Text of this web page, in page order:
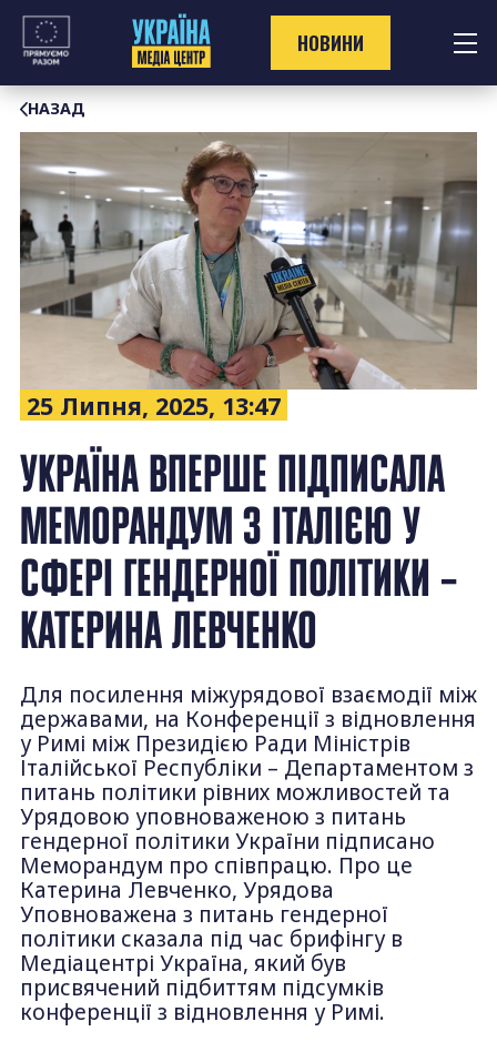
Перейти
контенту
НОВИНИ
НАЗАД
25 Липня, 2025, 13:47
УКРАЇНА ВПЕРШЕ ПІДПИСАЛА
МЕМОРАНДУМ З ІТАЛІЄЮ У
СФЕРІ ГЕНДЕРНОЇ ПОЛІТИКИ –
КАТЕРИНА ЛЕВЧЕНКО
Для посилення міжурядової взаємодії між
державами, на Конференції з відновлення
у Римі між Президією Ради Міністрів
Італійської Республіки – Департаментом з
питань політики рівних можливостей та
Урядовою уповноваженою з питань
гендерної політики України підписано
Меморандум про співпрацю. Про це
Катерина Левченко, Урядова
Уповноважена з питань гендерної
політики сказала під час брифінгу в
Медіацентрі Україна, який був
присвячений підбиттям підсумків
конференції з відновлення у Римі.